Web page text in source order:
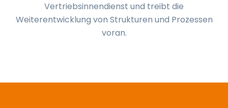
Vertriebsinnendienst und treibt die
Weiterentwicklung von Strukturen und Prozessen
voran.